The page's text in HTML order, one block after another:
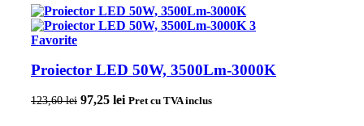
Favorite
Proiector LED 50W, 3500Lm-3000K
123,60lei Prețul inițial a fost: 123,60 lei.
97,25 lei Prețul curent este: 97,25 lei.
Pret cu TVA inclus